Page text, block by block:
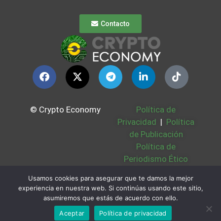
Contacto
© Crypto Economy
Política de
Privacidad | Política
de Publicación
Política de
Periodismo Ético
Bases Legales |
Partners | Sobre
Nosotros
Usamos cookies para asegurar que te damos la mejor
experiencia en nuestra web. Si continúas usando este sitio,
asumiremos que estás de acuerdo con ello.
Aceptar
Política de privacidad